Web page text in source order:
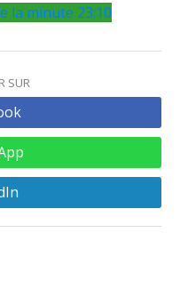
la minute 23:10
SUR